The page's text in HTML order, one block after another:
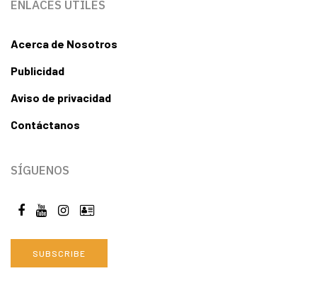
ENLACES ÚTILES
Acerca de Nosotros
Publicidad
Aviso de privacidad
Contáctanos
SÍGUENOS
SUBSCRIBE